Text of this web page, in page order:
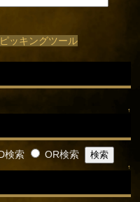
ッキングツール
↑
検索 OR検索
↑